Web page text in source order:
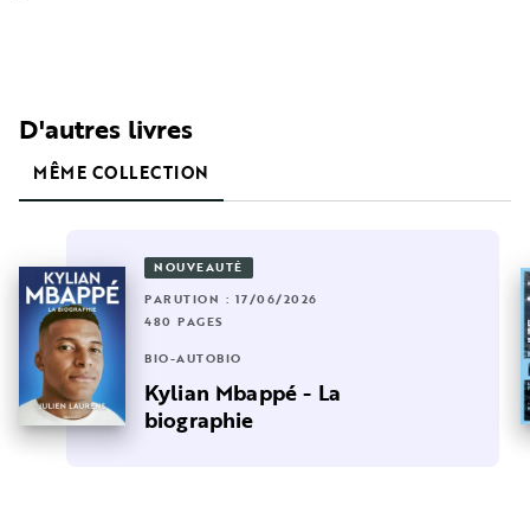
D'autres livres
MÊME COLLECTION
NOUVEAUTÉ
PARUTION : 17/06/2026
480 PAGES
BIO-AUTOBIO
Kylian Mbappé - La
biographie